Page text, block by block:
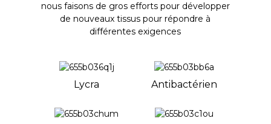
nous faisons de gros efforts pour développer
de nouveaux tissus pour répondre à
différentes exigences
Lycra Antibactérien